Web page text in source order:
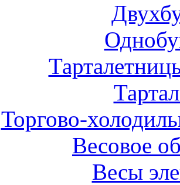
Торгово-
Весовое
Весы